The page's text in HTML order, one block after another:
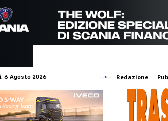
6 Agosto 2026 Redazione